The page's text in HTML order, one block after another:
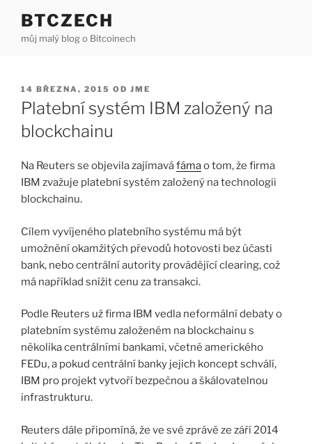
obsahu
BTCZECH
můj malý blog o Bitcoinech
PUBLIKOVÁNO
14 BŘEZNA, 2015 OD JME
Platební systém IBM založený na
blockchainu
Na Reuters se objevila zajímaváfámao tom, že firma
IBM zvažuje platební systém založený na technologii
blockchainu.
Cílem vyvíjeného platebního systému má být
umožnění okamžitých převodů hotovosti bez účasti
bank, nebo centrální autority provádějící clearing, což
má například snížit cenu za transakci.
Podle Reuters už firma IBM vedla neformální debaty o
platebním systému založeném na blockchainu s
několika centrálními bankami, včetně amerického
FEDu, a pokud centrální banky jejich koncept schválí,
IBM pro projekt vytvoří bezpečnou a škálovatelnou
infrastrukturu.
Reuters dále připomíná, že ve své zprávě ze září 2014